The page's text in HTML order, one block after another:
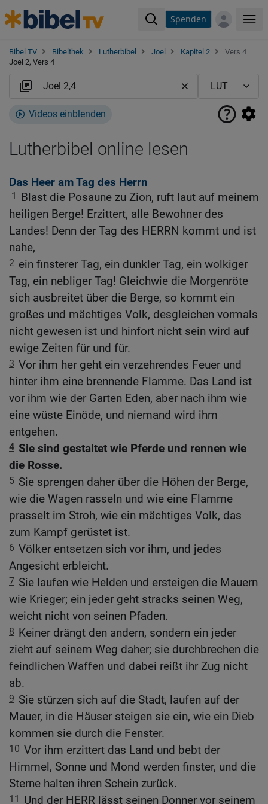
Spenden
Bibel TV Bibelthek Lutherbibel Joel Kapitel 2
Vers 4
Joel 2, Vers 4
Videos einblenden
Lutherbibel online lesen
Das Heer am Tag des Herrn
1
Blast die Posaune zu Zion, ruft laut auf meinem
heiligen Berge! Erzittert, alle Bewohner des
Landes! Denn der Tag des HERRN kommt und ist
nahe,
2 ein finsterer Tag, ein dunkler Tag, ein wolkiger
Tag, ein nebliger Tag! Gleichwie die Morgenröte
sich ausbreitet über die Berge, so kommt ein
großes und mächtiges Volk, desgleichen vormals
nicht gewesen ist und hinfort nicht sein wird auf
ewige Zeiten für und für.
3 Vor ihm her geht ein verzehrendes Feuer und
hinter ihm eine brennende Flamme. Das Land ist
vor ihm wie der Garten Eden, aber nach ihm wie
eine wüste Einöde, und niemand wird ihm
entgehen.
4 Sie sind gestaltet wie Pferde und rennen wie
die Rosse.
5 Sie sprengen daher über die Höhen der Berge,
wie die Wagen rasseln und wie eine Flamme
prasselt im Stroh, wie ein mächtiges Volk, das
zum Kampf gerüstet ist.
6 Völker entsetzen sich vor ihm, und jedes
Angesicht erbleicht.
7 Sie laufen wie Helden und ersteigen die Mauern
wie Krieger; ein jeder geht stracks seinen Weg,
weicht nicht von seinen Pfaden.
8 Keiner drängt den andern, sondern ein jeder
zieht auf seinem Weg daher; sie durchbrechen die
feindlichen Waffen und dabei reißt ihr Zug nicht
ab.
9 Sie stürzen sich auf die Stadt, laufen auf der
Mauer, in die Häuser steigen sie ein, wie ein Dieb
kommen sie durch die Fenster.
10 Vor ihm erzittert das Land und bebt der
Himmel, Sonne und Mond werden finster, und die
Sterne halten ihren Schein zurück.
11 Und der HERR lässt seinen Donner vor seinem